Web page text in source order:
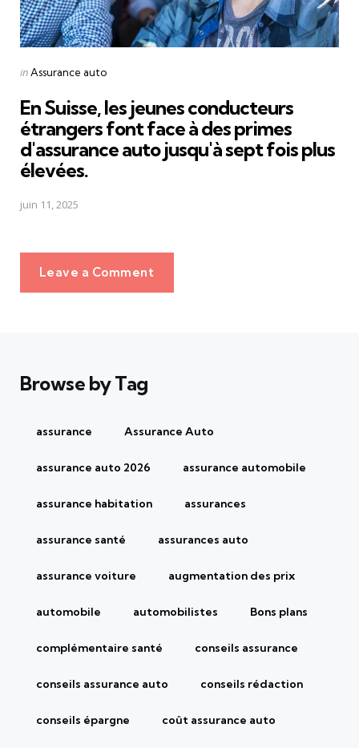
Posted
inAssurance auto
En Suisse, les jeunes conducteurs
étrangers font face à des primes
d'assurance auto jusqu'à sept fois plus
élevées.
juin 11, 2025
Leave a Comment
Browse by Tag
assurance Assurance Auto
assurance auto 2026 assurance automobile
assurance habitation assurances
assurance santé assurances auto
assurance voiture augmentation des prix
automobile automobilistes Bons plans
complémentaire santé conseils assurance
conseils assurance auto conseils rédaction
conseils épargne coût assurance auto